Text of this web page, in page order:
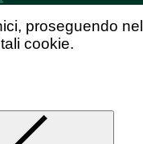
proseguendo
cookie.